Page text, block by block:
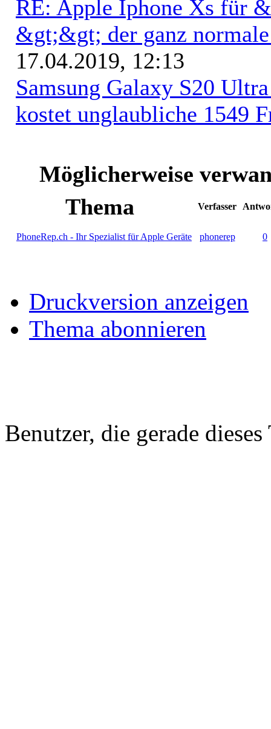
RE: Apple Iphone Xs für
&gt;&gt; der ganz
17.04.2019, 12:13
Samsung Galaxy S20
kostet unglaubliche 1549
Möglicherweise
Thema
Verfasser
PhoneRep.ch - Ihr Spezialist für Apple Geräte phonerep 0
Druckversion anzeigen
Thema abonnieren
Benutzer, die gerade